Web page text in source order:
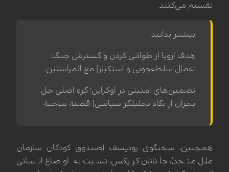
تقسیم می‌کنند.
بیشتر بدانید
هدف اروپا از طولانی کردن و گسترش جنگ:
اعمال سلطه‌جویی و استکبار| مع المراسلین
تضمین‌های امنیتی در اوکراین؛ گره اصلی حل
بحران از نگاه تحلیلگر سیاسی| قضیة ساخنة
همچنین، سخنگوی یونیسف (صندوق کودکان سازمان
ملل متحد)، جاناتان کریکس، نسبت به اوضاع انسانی